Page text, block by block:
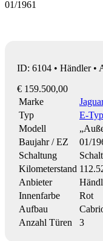
ID: 6104 • Händler •
€ 159.500,00
Marke
Typ
E-
Modell
Baujahr / EZ
01/
Schaltung
Kilometerstand
Anbieter
Innenfarbe
Rot
Aufbau
Anzahl Türen
3